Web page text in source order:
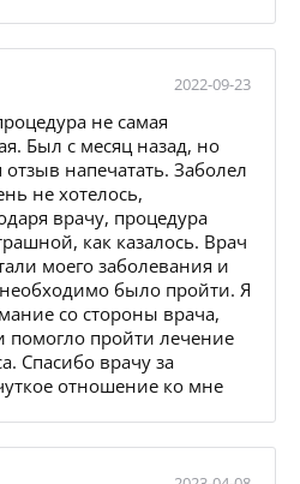
2022-09-23
не самая
Был с месяц назад, но
напечатать. Заболел
не хотелось,
врачу, процедура
как казалось. Врач
моего заболевания и
было пройти. Я
со стороны врача,
помогло пройти лечение
Спасибо врачу за
отношение ко мне